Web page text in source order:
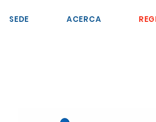
SEDE ACERCA